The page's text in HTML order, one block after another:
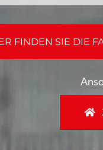
FINDEN SIE DIE